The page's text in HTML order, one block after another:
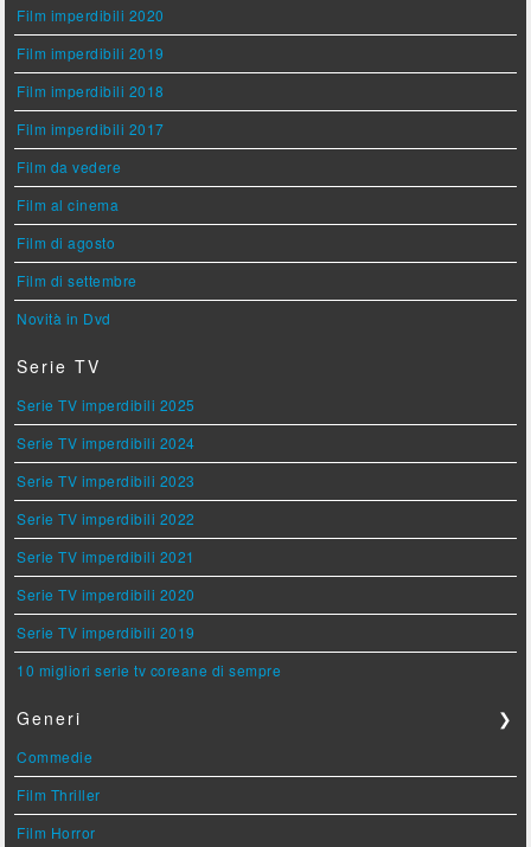
Film imperdibili 2020
Film imperdibili 2019
Film imperdibili 2018
Film imperdibili 2017
Film da vedere
Film al cinema
Film di agosto
Film di settembre
Novità in Dvd
Serie TV
Serie TV imperdibili 2025
Serie TV imperdibili 2024
Serie TV imperdibili 2023
Serie TV imperdibili 2022
Serie TV imperdibili 2021
Serie TV imperdibili 2020
Serie TV imperdibili 2019
10 migliori serie tv coreane di sempre
Generi ❯
Commedie
Film Thriller
Film Horror